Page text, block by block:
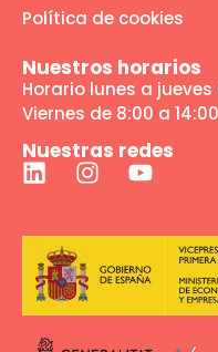
Política de cookies
Nuestros horarios
Horario lunes a
Viernes de 8:00 a
Nuestras redes